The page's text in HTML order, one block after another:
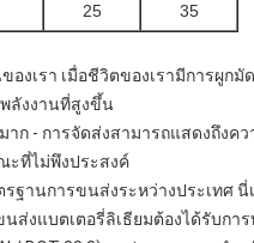
25
35
องเรา เมื่อชีวิตของเรามีการผูก
ลังงานที่สูงขึ้น
าก - การจัดส่งสามารถแสดงถึง
ะที่ไม่พึงประสงค์
ฐานการขนส่งระหว่างประเทศนี่
ส่งแบตเตอรี่ลิเธียมต้องได้รับกา